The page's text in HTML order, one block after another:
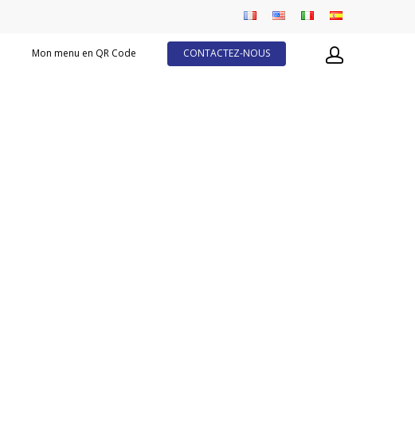
Mon menu en QR Code CONTACTEZ-NOUS